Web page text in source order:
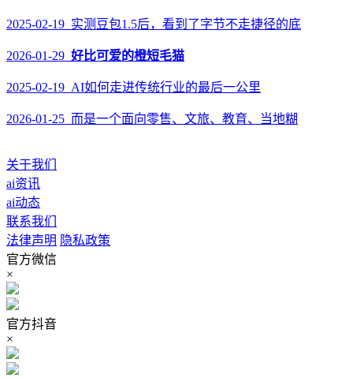
2025-02-19 实测豆包1.5后，看到了字节不走捷径的底
2026-01-29 好比可爱的橙短毛猫
2025-02-19 AI如何走进传统行业的最后一公里
2026-01-25 而是一个面向零售、文旅、教育、当地糊
关于我们
ai资讯
ai动态
联系我们
法律声明 隐私政策
官方微信
×
官方抖音
×